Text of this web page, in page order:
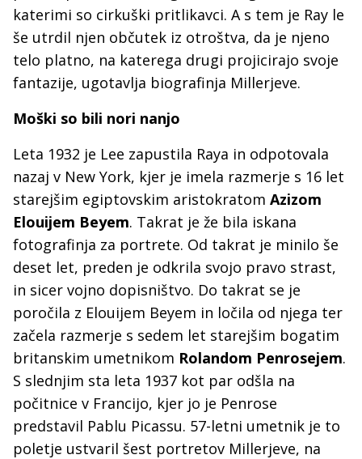
katerimi so cirkuški pritlikavci. A s tem je Ray le
še utrdil njen občutek iz otroštva, da je njeno
telo platno, na katerega drugi projicirajo svoje
fantazije, ugotavlja biografinja Millerjeve.
Moški so bili nori nanjo
Leta 1932 je Lee zapustila Raya in odpotovala
nazaj v New York, kjer je imela razmerje s 16 let
starejšim egiptovskim aristokratom Azizom
Elouijem Beyem. Takrat je že bila iskana
fotografinja za portrete. Od takrat je minilo še
deset let, preden je odkrila svojo pravo strast,
in sicer vojno dopisništvo. Do takrat se je
poročila z Elouijem Beyem in ločila od njega ter
začela razmerje s sedem let starejšim bogatim
britanskim umetnikom Rolandom Penrosejem.
S slednjim sta leta 1937 kot par odšla na
počitnice v Francijo, kjer jo je Penrose
predstavil Pablu Picassu. 57-letni umetnik je to
poletje ustvaril šest portretov Millerjeve, na